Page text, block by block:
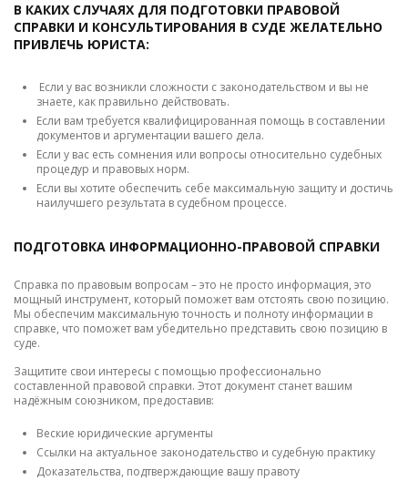
В КАКИХ СЛУЧАЯХ ДЛЯ ПОДГОТОВКИ ПРАВОВОЙ
СПРАВКИ И КОНСУЛЬТИРОВАНИЯ В СУДЕ ЖЕЛАТЕЛЬНО
ПРИВЛЕЧЬ ЮРИСТА:
Если у вас возникли сложности с законодательством и вы не
знаете, как правильно действовать.
Если вам требуется квалифицированная помощь в составлении
документов и аргументации вашего дела.
Если у вас есть сомнения или вопросы относительно судебных
процедур и правовых норм.
Если вы хотите обеспечить себе максимальную защиту и достичь
наилучшего результата в судебном процессе.
ПОДГОТОВКА ИНФОРМАЦИОННО-ПРАВОВОЙ СПРАВКИ
Справка по правовым вопросам – это не просто информация, это
мощный инструмент, который поможет вам отстоять свою позицию.
Мы обеспечим максимальную точность и полноту информации в
справке, что поможет вам убедительно представить свою позицию в
суде.
Защитите свои интересы с помощью профессионально
составленной правовой справки. Этот документ станет вашим
надёжным союзником, предоставив:
Веские юридические аргументы
Ссылки на актуальное законодательство и судебную практику
Доказательства, подтверждающие вашу правоту